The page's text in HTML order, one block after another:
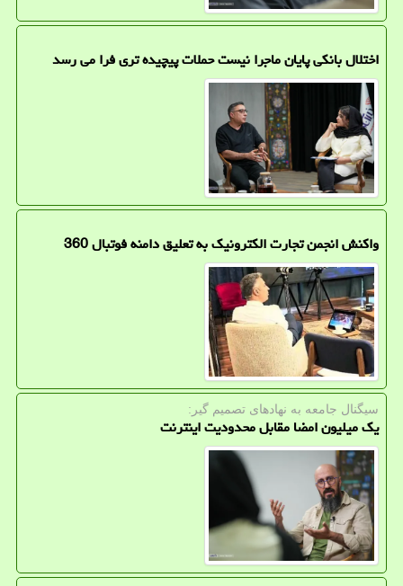
اختلال بانکی پایان ماجرا نیست حملات پیچیده تری فرا می رسد
واکنش انجمن تجارت الکترونیک به تعلیق دامنه فوتبال 360
سیگنال جامعه به نهادهای تصمیم گیر:
یک میلیون امضا مقابل محدودیت اینترنت